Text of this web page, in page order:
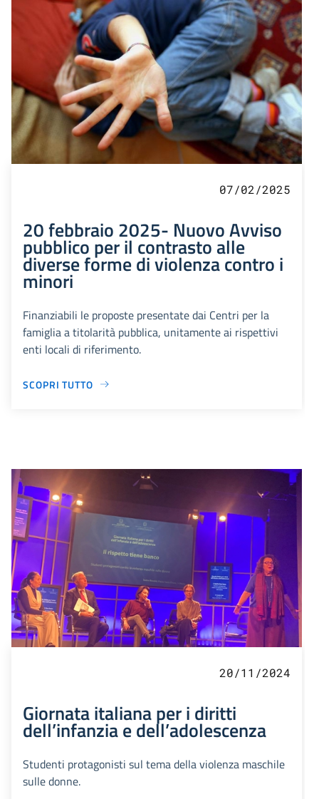
07/02/2025
20 febbraio 2025- Nuovo Avviso
pubblico per il contrasto alle
diverse forme di violenza contro i
minori
Finanziabili le proposte presentate dai Centri per la
famiglia a titolarità pubblica, unitamente ai rispettivi
enti locali di riferimento.
SCOPRI TUTTO
20/11/2024
Giornata italiana per i diritti
dell’infanzia e dell’adolescenza
Studenti protagonisti sul tema della violenza maschile
sulle donne.